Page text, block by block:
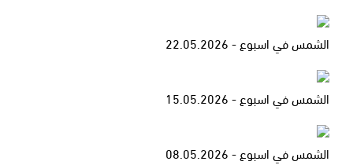
الشمس في اسبوع - 22.05.2026
الشمس في اسبوع - 15.05.2026
الشمس في اسبوع - 08.05.2026